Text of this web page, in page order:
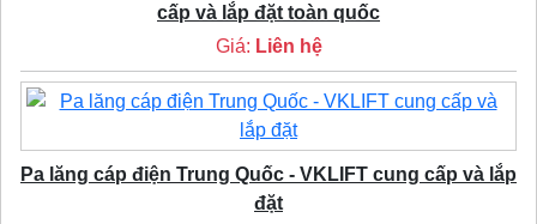
cấp và lắp đặt toàn quốc
Giá: Liên hệ
Pa lăng cáp điện Trung Quốc - VKLIFT cung cấp và lắp
đặt